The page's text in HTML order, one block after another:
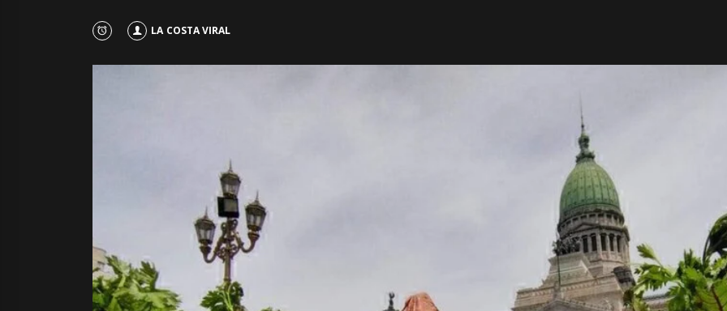
LA COSTA VIRAL